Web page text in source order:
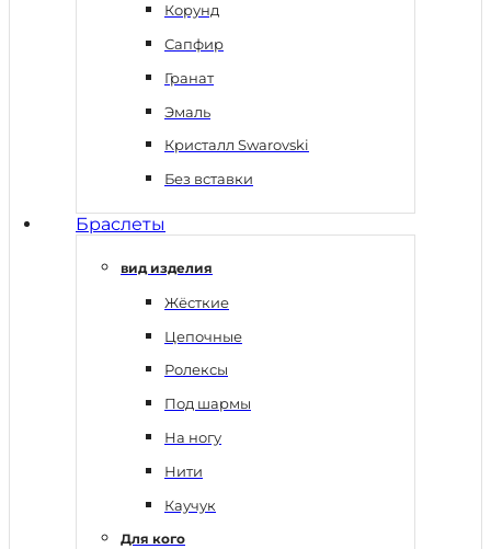
Корунд
Сапфир
Гранат
Эмаль
Кристалл Swarovski
Без вставки
Браслеты
вид изделия
Жёсткие
Цепочные
Ролексы
Под шармы
На ногу
Нити
Каучук
Для кого